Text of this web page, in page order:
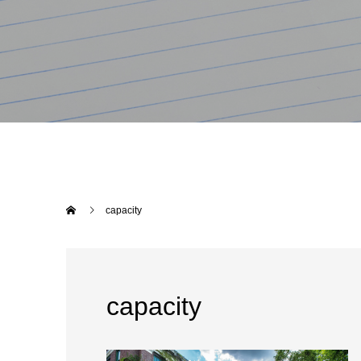
capacity
capacity